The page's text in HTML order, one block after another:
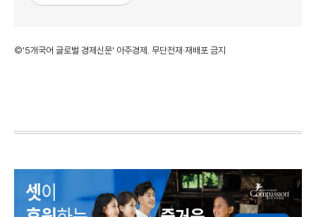
©'5개국어 글로벌 경제신문' 아주경제. 무단전재·재배포 금지